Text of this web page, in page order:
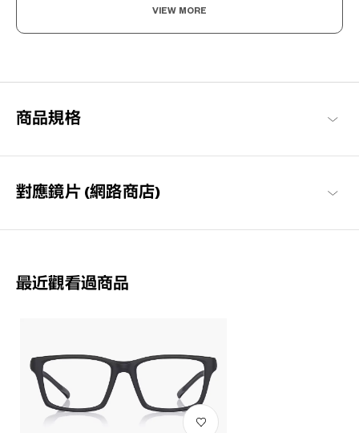
動得自在，戴得舒適。
VIEW MORE
商品規格
對應鏡片 (網路商店)
最近觀看過商品